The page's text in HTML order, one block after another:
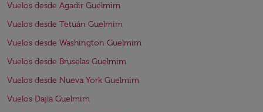
Vuelos desde Agadir Guelmim
Vuelos desde Tetuán Guelmim
Vuelos desde Washington Guelmim
Vuelos desde Bruselas Guelmim
Vuelos desde Nueva York Guelmim
Vuelos Dajla Guelmim